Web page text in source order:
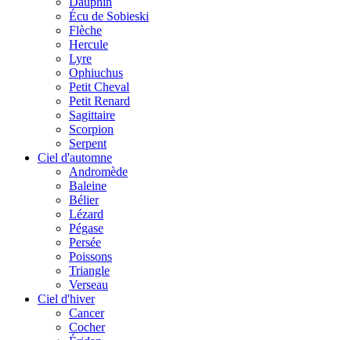
Écu de Sobieski
Flèche
Hercule
Lyre
Ophiuchus
Petit Cheval
Petit Renard
Sagittaire
Scorpion
Serpent
Ciel d'automne
Andromède
Baleine
Bélier
Lézard
Pégase
Persée
Poissons
Triangle
Verseau
Ciel d'hiver
Cancer
Cocher